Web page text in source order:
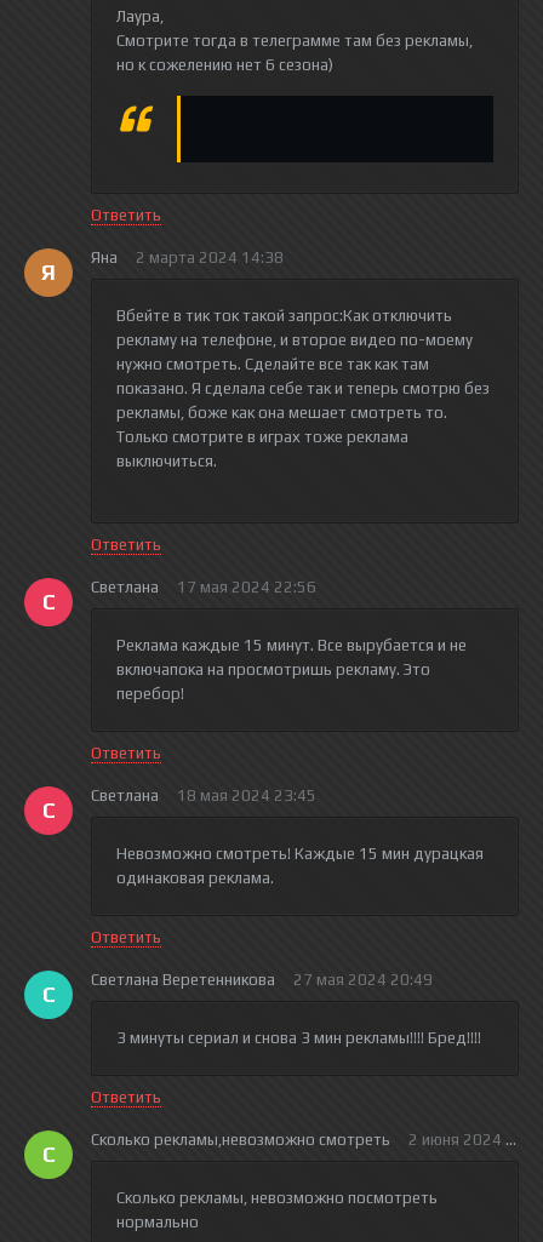
Лаура,
Смотрите тогда в телеграмме там без рекламы,
но к сожелению нет 6 сезона)
Ответить
Я
Яна 2 марта 2024 14:38
Вбейте в тик ток такой запрос:Как отключить
рекламу на телефоне, и второе видео по-моему
нужно смотреть. Сделайте все так как там
показано. Я сделала себе так и теперь смотрю без
рекламы, боже как она мешает смотреть то.
Только смотрите в играх тоже реклама
выключиться.
Ответить
С
Светлана 17 мая 2024 22:56
Реклама каждые 15 минут. Все вырубается и не
включапока на просмотришь рекламу. Это
перебор!
Ответить
С
Светлана 18 мая 2024 23:45
Невозможно смотреть! Каждые 15 мин дурацкая
одинаковая реклама.
Ответить
С
Светлана Веретенникова 27 мая 2024 20:49
3 минуты сериал и снова 3 мин рекламы!!!! Бред!!!!
Ответить
С
Сколько рекламы,невозможно смотреть 2 июня 2024
Сколько рекламы, невозможно посмотреть
нормально